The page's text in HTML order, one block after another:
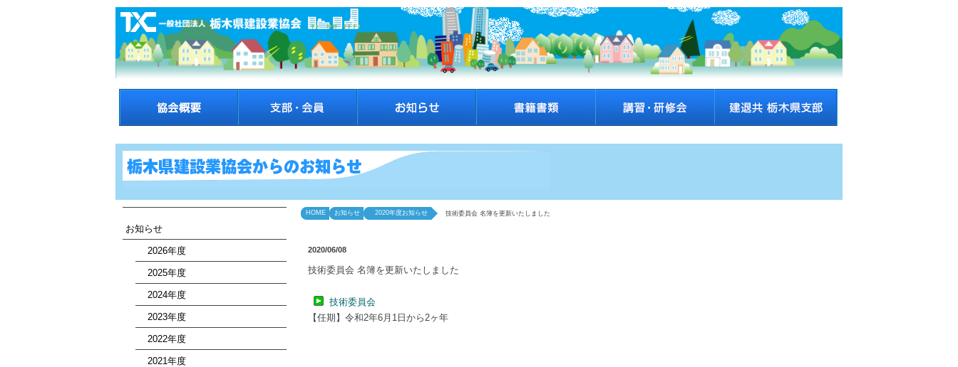
お知らせ
2026年度
2025年度
2024年度
2023年度
2022年度
2021年度
HOME お知らせ 2020年度お知らせ 技術委員会 名簿を更新いたしました
2020/06/08
技術委員会 名簿を更新いたしました
技術委員会
【任期】令和2年6月1日から2ヶ年